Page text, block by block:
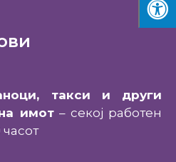
такси и други
имот– секој работен